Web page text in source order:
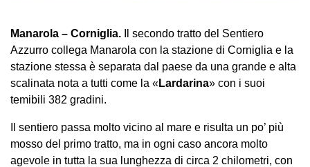
Manarola – Corniglia. Il secondo tratto del Sentiero
Azzurro collega Manarola con la stazione di Corniglia e la
stazione stessa è separata dal paese da una grande e alta
scalinata nota a tutti come la «Lardarina» con i suoi
temibili 382 gradini.
Il sentiero passa molto vicino al mare e risulta un po’ più
mosso del primo tratto, ma in ogni caso ancora molto
agevole in tutta la sua lunghezza di circa 2 chilometri, con